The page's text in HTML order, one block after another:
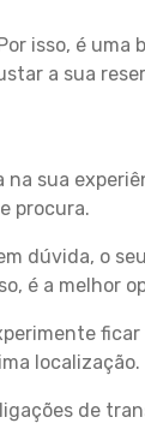
isso, é
a sua
sua
procura.
dúvida, o
é a melhor
localização.
de